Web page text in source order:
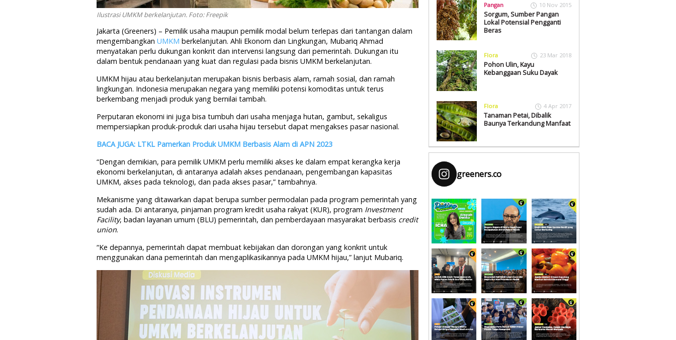
Ilustrasi UMKM berkelanjutan. Foto: Freepik
Jakarta (Greeners) – Pemilik usaha maupun pemilik modal belum terlepas dari tantangan dalam
mengembangkan UMKM berkelanjutan. Ahli Ekonom dan Lingkungan, Mubariq Ahmad
menyatakan perlu dukungan konkrit dan intervensi langsung dari pemerintah. Dukungan itu
dalam bentuk pendanaan yang kuat dan regulasi pada bisnis UMKM berkelanjutan.
UMKM hijau atau berkelanjutan merupakan bisnis berbasis alam, ramah sosial, dan ramah
lingkungan. Indonesia merupakan negara yang memiliki potensi komoditas untuk terus
berkembang menjadi produk yang bernilai tambah.
Perputaran ekonomi ini juga bisa tumbuh dari usaha menjaga hutan, gambut, sekaligus
mempersiapkan produk-produk dari usaha hijau tersebut dapat mengakses pasar nasional.
BACA JUGA: LTKL Pamerkan Produk UMKM Berbasis Alam di APN 2023
“Dengan demikian, para pemilik UMKM perlu memiliki akses ke dalam empat kerangka kerja
ekonomi berkelanjutan, di antaranya adalah akses pendanaan, pengembangan kapasitas
UMKM, akses pada teknologi, dan pada akses pasar,” tambahnya.
Mekanisme yang ditawarkan dapat berupa sumber permodalan pada program pemerintah yang
sudah ada. Di antaranya, pinjaman program kredit usaha rakyat (KUR), program Investment
Facility, badan layanan umum (BLU) pemerintah, dan pemberdayaan masyarakat berbasis credit
union.
“Ke depannya, pemerintah dapat membuat kebijakan dan dorongan yang konkrit untuk
menggunakan dana pemerintah dan mengaplikasikannya pada UMKM hijau,” lanjut Mubariq.
Pangan 10 Nov 2015
Sorgum, Sumber Pangan
Lokal Potensial Pengganti
Beras
Flora 23 Mar 2018
Pohon Ulin, Kayu
Kebanggaan Suku Dayak
Flora 4 Apr 2017
Tanaman Petai, Dibalik
Baunya Terkandung Manfaat
greeners.co